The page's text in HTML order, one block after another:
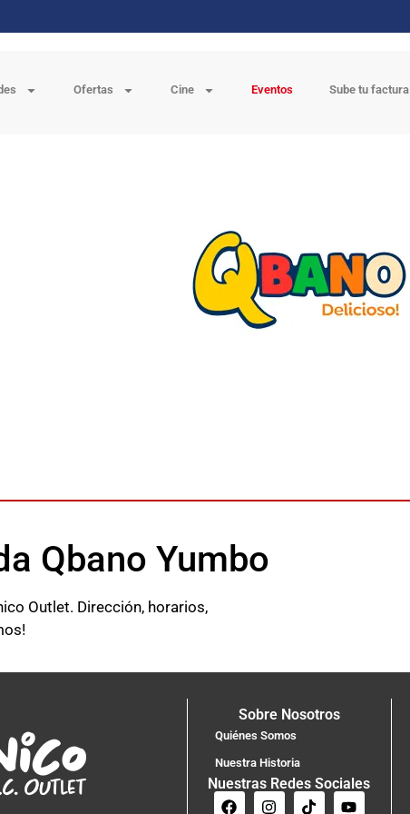
Ofertas Cine Eventos Sube tu factura
Qbano Yumbo
Outlet. Dirección, horarios,
Sobre Nosotros
Quiénes Somos
Nuestra Historia
Nuestras Redes Sociales